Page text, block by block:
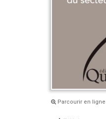
Parcourir en ligne